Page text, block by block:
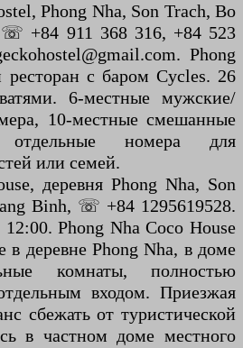
Phong Nha, Son Trach, Bo
☏ +84 911 368 316, +84 523
Phong
с баром Cycles. 26
6-местные мужские/
10-местные смешанные
номера для
или семей.
деревня Phong Nha, Son
Binh, ☏ +84 1295619528.
12:00. Phong Nha Coco House
деревне Phong Nha, в доме
комнаты, полностью
входом. Приезжая
сбежать от туристической
в частном доме местного